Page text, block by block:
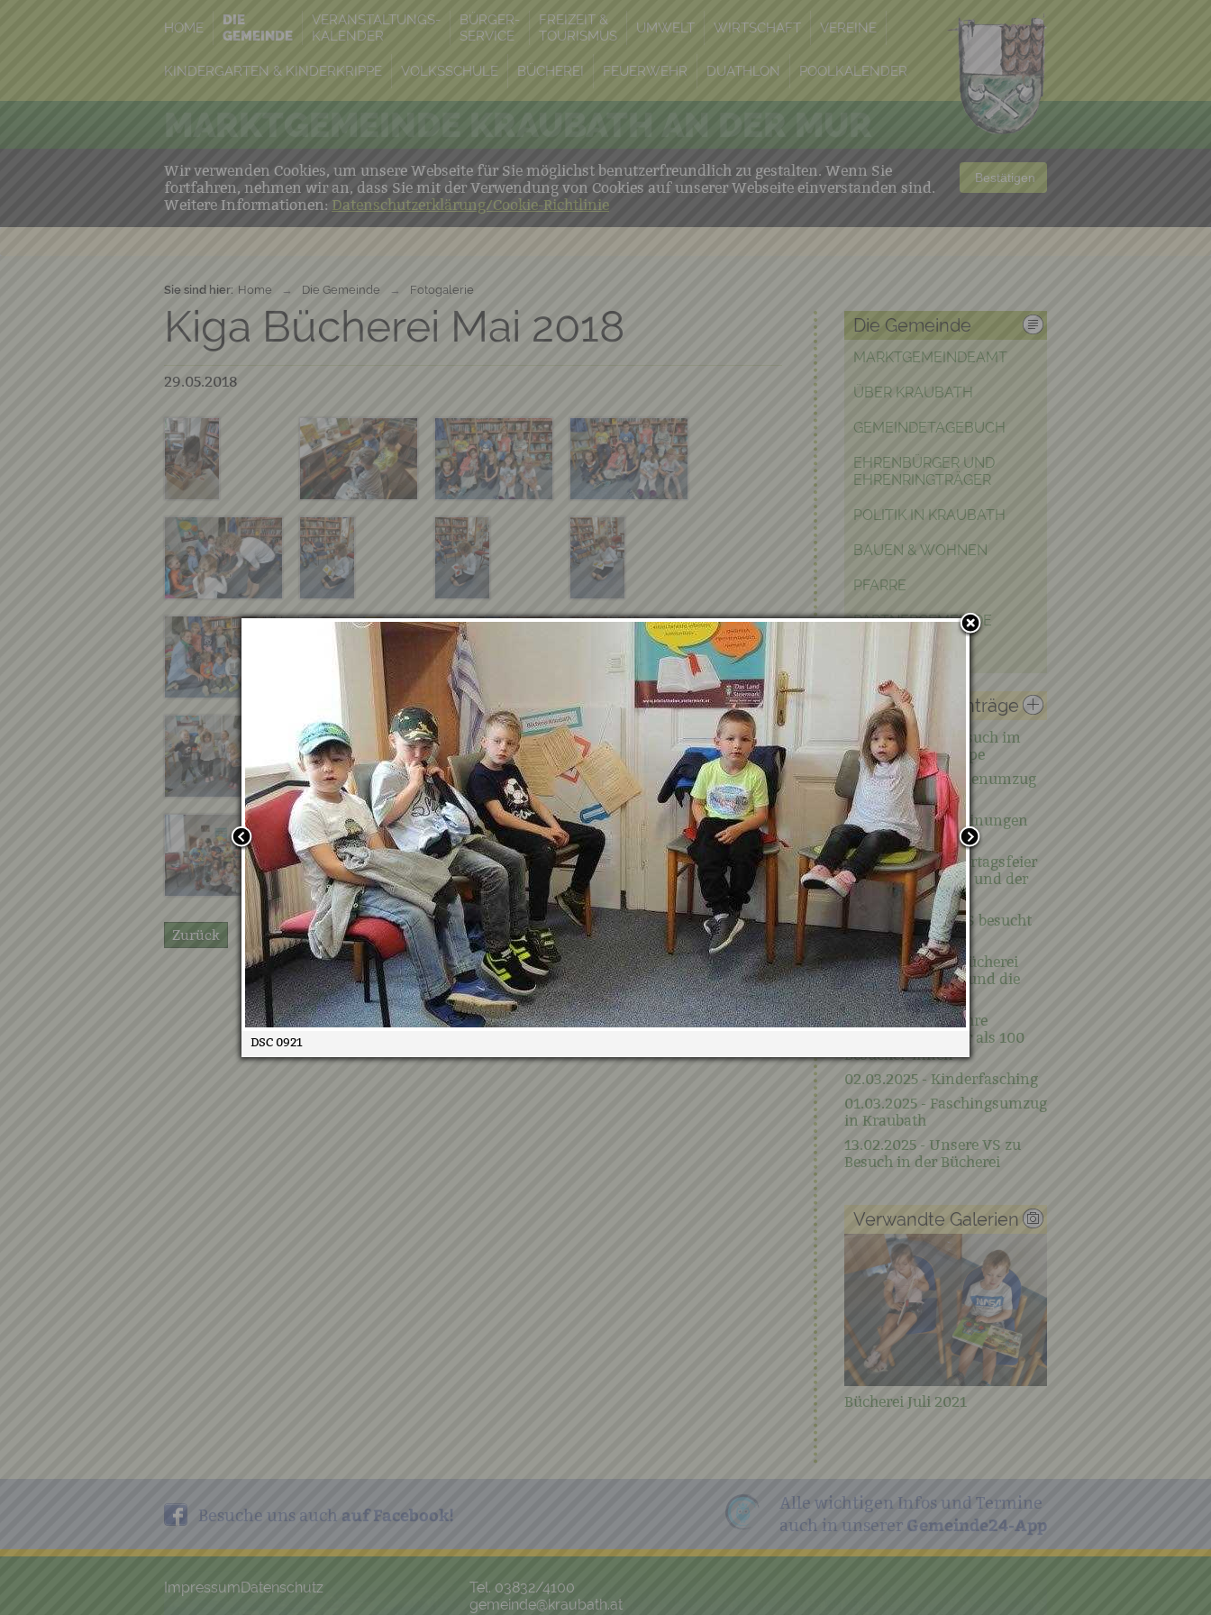
HOME
DIE
GEMEINDE
VERANSTALTUNGS-
KALENDER
BÜRGER-
SERVICE
FREIZEIT &
TOURISMUS
UMWELT WIRTSCHAFT VEREINE
KINDERGARTEN & KINDERKRIPPE VOLKSSCHULE BÜCHEREI FEUERWEHR DUATHLON POOLKALENDER
Wir verwenden Cookies, um unsere Webseite für Sie möglichst benutzerfreundlich zu gestalten. Wenn Sie
fortfahren, nehmen wir an, dass Sie mit der Verwendung von Cookies auf unserer Webseite einverstanden sind.
Weitere Informationen: Datenschutzerklärung/Cookie-Richtlinie
Bestätigen
Sie sind hier: Home → Die Gemeinde → Fotogalerie
Kiga Bücherei Mai 2018
29.05.2018
Zurück
Die Gemeinde
MARKTGEMEINDEAMT
ÜBER KRAUBATH
GEMEINDETAGEBUCH
EHRENBÜRGER UND
EHRENRINGTRÄGER
POLITIK IN KRAUBATH
BAUEN & WOHNEN
PFARRE
PARTNERGEMEINDE
FOTOGALERIE
Verwandte Einträge
20.11.2025 - Zu Besuch im
KiGa und der Krippe
07.11.2025 - Laternenumzug
in Kraubath
Unsere Neuerscheinungen
im Mai
09.05.2025 - Muttertagsfeier
vom Kindergarten und der
Krippe
08.05.2025 - Die VS besucht
die Bücherei
07.04.2024 - Die Bücherei
besucht den KiGa und die
Krippe
04.04.2025 - 25 Jahre
Bücherei mit mehr als 100
Besucher*innen
02.03.2025 - Kinderfasching
01.03.2025 - Faschingsumzug
in Kraubath
13.02.2025 - Unsere VS zu
Besuch in der Bücherei
Verwandte Galerien
Bücherei Juli 2021
Ohren auf September
Besuche uns auch auf Facebook!
Alle wichtigen Infos und Termine
auch in unserer Gemeinde24-App
ImpressumDatenschutz
Tel. 03832/4100
gemeinde@kraubath.at
DSC 0921